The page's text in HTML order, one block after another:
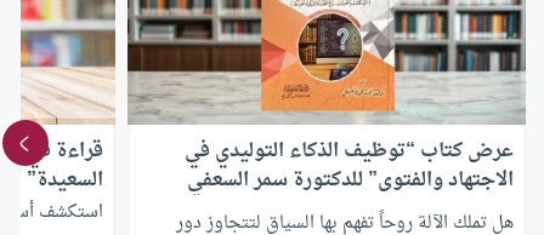
عرض كتاب “توظيف الذكاء التوليدي في
الاجتهاد والفتوى” للدكتورة سمر السعفي
هل تملك الآلة روحاً تفهم بها السياق لتتجاوز دور
قراءة في
السعيدة”
استكشف